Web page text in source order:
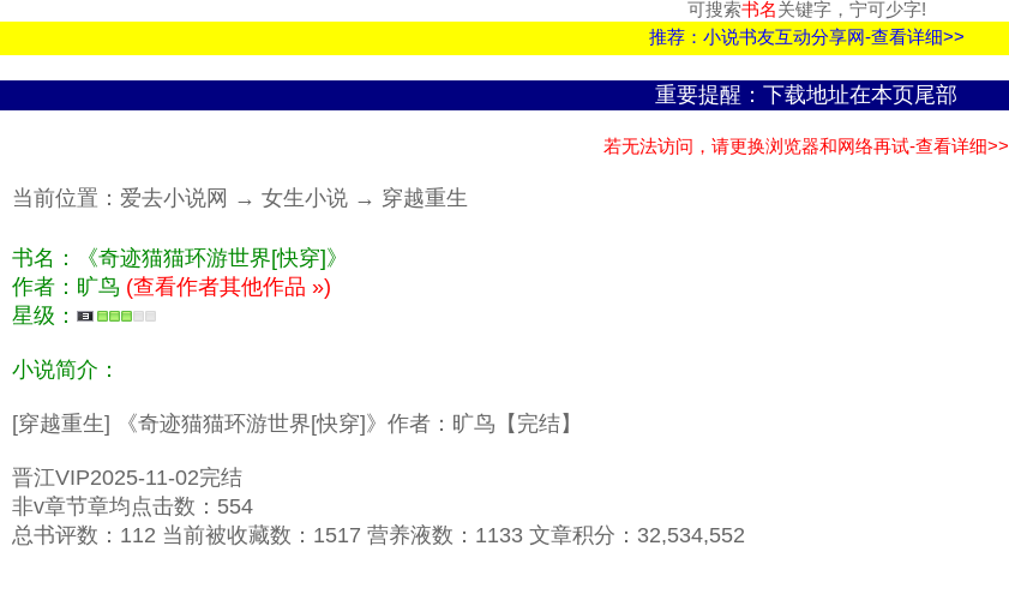
可搜索书名关键字，宁可少字!
推荐：小说书友互动分享网-查看详细>>
重要提醒：下载地址在本页尾部
若无法访问，请更换浏览器和网络再试-查看详细>>
当前位置： 爱去小说网 → 女生小说 → 穿越重生
书名：《奇迹猫猫环游世界[快穿]》
作者：旷鸟 (查看作者其他作品 »)
星级：
小说简介：
[穿越重生] 《奇迹猫猫环游世界[快穿]》作者：旷鸟【完结】
晋江VIP2025-11-02完结
非v章节章均点击数：554
总书评数：112 当前被收藏数：1517 营养液数：1133 文章积分：32,534,552